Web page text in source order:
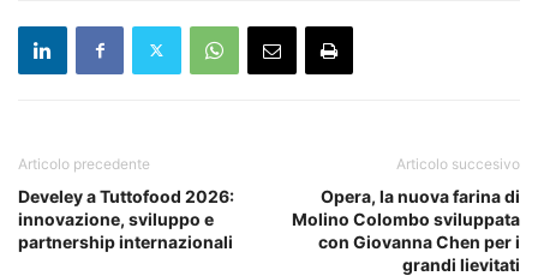
Articolo precedente
Develey a Tuttofood 2026:
innovazione, sviluppo e
partnership internazionali
Articolo succesivo
Opera, la nuova farina di
Molino Colombo sviluppata
con Giovanna Chen per i
grandi lievitati